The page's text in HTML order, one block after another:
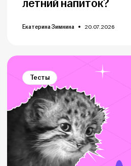
летний напиток?
Екатерина Зимнина 20.07.2026
Тесты